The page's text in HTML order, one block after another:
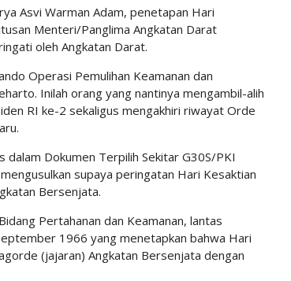
Asvi Warman Adam, penetapan Hari
Menteri/Panglima Angkatan Darat
oleh Angkatan Darat.
Operasi Pemulihan Keamanan dan
Inilah orang yang nantinya mengambil-alih
RI ke-2 sekaligus mengakhiri riwayat Orde
Dokumen Terpilih Sekitar G30S/PKI
supaya peringatan Hari Kesaktian
Bersenjata.
Pertahanan dan Keamanan, lantas
1966 yang menetapkan bahwa Hari
(jajaran) Angkatan Bersenjata dengan